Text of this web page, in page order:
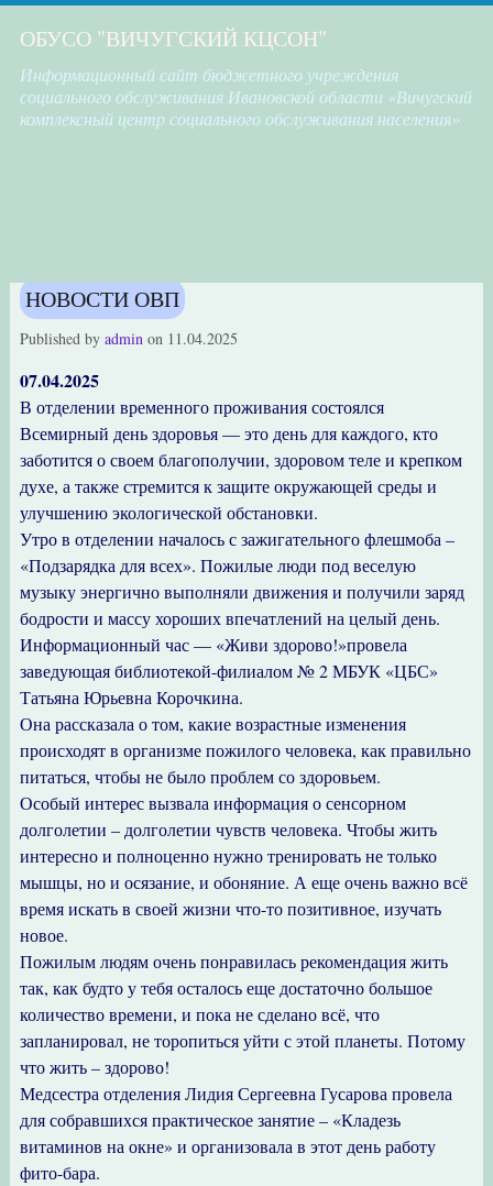
ОБУСО "ВИЧУГСКИЙ КЦСОН"
Информационный сайт бюджетного учреждения
социального обслуживания Ивановской области «Вичугский
комплексный центр социального обслуживания населения»
НОВОСТИ ОВП
Published by adminon 11.04.2025
07.04.2025
В отделении временного проживания состоялся
Всемирный день здоровья — это день для каждого, кто
заботится о своем благополучии, здоровом теле и крепком
духе, а также стремится к защите окружающей среды и
улучшению экологической обстановки.
Утро в отделении началось с зажигательного флешмоба –
«Подзарядка для всех». Пожилые люди под веселую
музыку энергично выполняли движения и получили заряд
бодрости и массу хороших впечатлений на целый день.
Информационный час — «Живи здорово!»провела
заведующая библиотекой-филиалом № 2 МБУК «ЦБС»
Татьяна Юрьевна Корочкина.
Она рассказала о том, какие возрастные изменения
происходят в организме пожилого человека, как правильно
питаться, чтобы не было проблем со здоровьем.
Особый интерес вызвала информация о сенсорном
долголетии – долголетии чувств человека. Чтобы жить
интересно и полноценно нужно тренировать не только
мышцы, но и осязание, и обоняние. А еще очень важно всё
время искать в своей жизни что-то позитивное, изучать
новое.
Пожилым людям очень понравилась рекомендация жить
так, как будто у тебя осталось еще достаточно большое
количество времени, и пока не сделано всё, что
запланировал, не торопиться уйти с этой планеты. Потому
что жить – здорово!
Медсестра отделения Лидия Сергеевна Гусарова провела
для собравшихся практическое занятие – «Кладезь
витаминов на окне» и организовала в этот день работу
фито-бара.